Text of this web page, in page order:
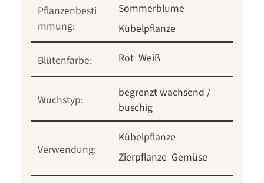
Pflanzenbesti
mmung:
Sommerblume
Kübelpflanze
Blütenfarbe: Rot Weiß
Wuchstyp:
begrenzt wachsend /
buschig
Verwendung:
Kübelpflanze
Zierpflanze Gemüse